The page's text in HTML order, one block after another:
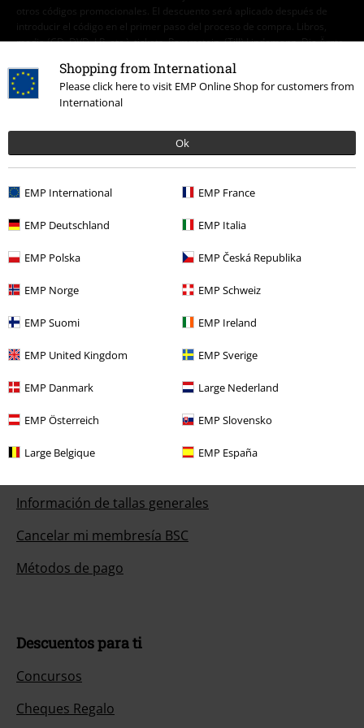
Shopping from International
Please click here to visit EMP Online Shop for customers from
International
Ok
EMP International EMP France
EMP Deutschland EMP Italia
EMP Polska EMP Česká Republika
EMP Norge EMP Schweiz
EMP Suomi EMP Ireland
EMP United Kingdom EMP Sverige
EMP Danmark Large Nederland
EMP Österreich EMP Slovensko
Large Belgique EMP España
otros códigos promocionales. El descuento será aplicado después de
introducir el código en el primer paso del proceso de compra. Libros,
media (CD, DVD, LP, etc.), tickets, Rammstein, (Till) Lindemann, Die Ärzte,
regalo y artículos que incluyen una donación están excluidos de la
promoción.
disposición
Nuestro servicio de atención al cliente estará hoy disponible de 09:00
a 15:30.
Chat
Información de tallas generales
Cancelar mi membresía BSC
Métodos de pago
Descuentos para ti
Concursos
Cheques Regalo